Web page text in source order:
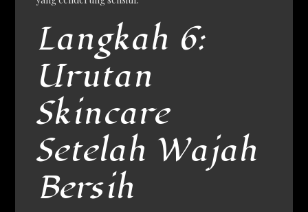
Langkah 6:
Urutan
Skincare
Setelah Wajah
Bersih